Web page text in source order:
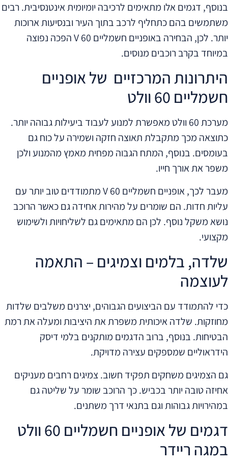
בנוסף, דגמים אלו מתאימים לרכיבה יומיומית אינטנסיבית. רבים
משתמשים בהם כתחליף לרכב בתוך העיר ובנסיעות ארוכות
יותר. לכן, הבחירה באופניים חשמליים 60 V הפכה נפוצה
במיוחד בקרב רוכבים מנוסים.
היתרונות המרכזיים של אופניים
חשמליים 60 וולט
מערכת 60 וולט מאפשרת למנוע לעבוד ביעילות גבוהה יותר.
כתוצאה מכך מתקבלת תאוצה חזקה ושמירה על כוח גם
בעומסים. בנוסף, המתח הגבוה מפחית מאמץ מהמנוע ולכן
משפר את אורך חייו.
מעבר לכך, אופניים חשמליים 60 V מתמודדים טוב יותר עם
עליות חדות. הם שומרים על מהירות אחידה גם כאשר הרוכב
נושא משקל נוסף. לכן הם מתאימים גם לשליחויות ולשימוש
מקצועי.
שלדה, בלמים וצמיגים – התאמה
לעוצמה
כדי להתמודד עם הביצועים הגבוהים, יצרנים משלבים שלדות
מחוזקות. שלדה איכותית משפרת את היציבות ומעלה את רמת
הבטיחות. בנוסף, ברוב הדגמים מותקנים בלמי דיסק
הידראוליים שמספקים עצירה מדויקת.
גם הצמיגים משחקים תפקיד חשוב. צמיגים רחבים מעניקים
אחיזה טובה יותר בכביש. כך הרוכב שומר על שליטה גם
במהירויות גבוהות וגם בתנאי דרך משתנים.
דגמים של אופניים חשמליים 60 וולט
במגה ריידר